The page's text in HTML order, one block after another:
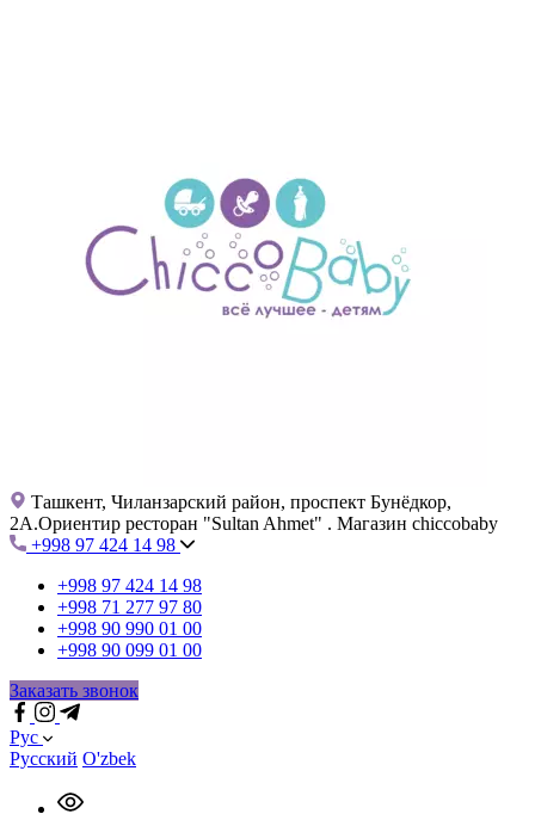
Ташкент, Чиланзарский район, проспект Бунёдкор,
2А.Ориентир ресторан "Sultan Ahmet" . Магазин chiccobaby
+998 97 424 14 98
+998 97 424 14 98
+998 71 277 97 80
+998 90 990 01 00
+998 90 099 01 00
Заказать звонок
Рус
Русский O'zbek